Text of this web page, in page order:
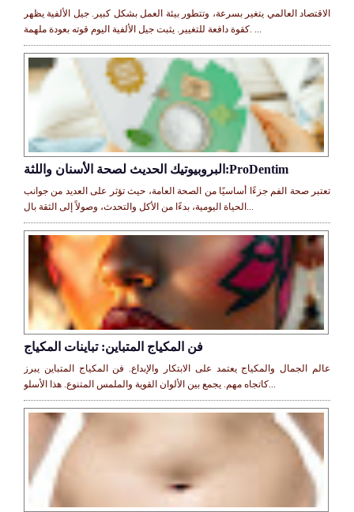
الاقتصاد العالمي يتغير بسرعة، وتتطور بيئة العمل بشكل كبير. جيل الألفية يظهر
كقوة دافعة للتغيير. يثبت جيل الألفية اليوم قوته بعودة ملهمة. ...
البروبيوتيك الحديث لصحة الأسنان واللثة:ProDentim
تعتبر صحة الفم جزءًا أساسيًا من الصحة العامة، حيث تؤثر على العديد من جوانب
الحياة اليومية، بدءًا من الأكل والتحدث، وصولاً إلى الثقة بال...
فن المكياج المتباين: تباينات المكياج
عالم الجمال والمكياج يعتمد على الابتكار والإبداع. فن المكياج المتباين يبرز
كاتجاه مهم. يجمع بين الألوان القوية والملمس المتنوع. هذا الأسلو...